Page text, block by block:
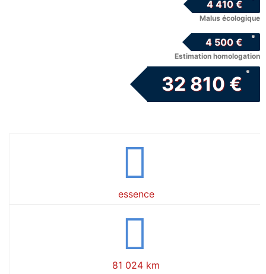
4 410 €
Malus écologique
4 500 €
Estimation homologation
32 810 €
essence
81 024 km